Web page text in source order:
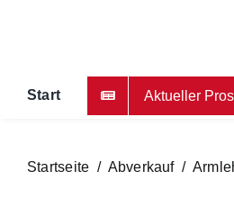
Start Aktueller
Startseite / Abverkauf/